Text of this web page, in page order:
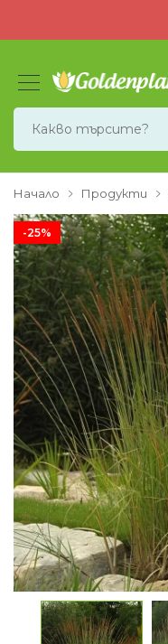
Начало Продукти
-25%